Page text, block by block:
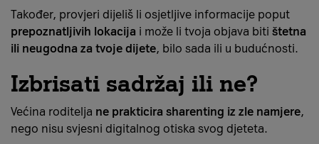
Također, provjeri dijeliš li osjetljive informacije poput
prepoznatljivih lokacija i može li tvoja objava biti štetna
ili neugodna za tvoje dijete, bilo sada ili u budućnosti.
Izbrisati sadržaj ili ne?
Većina roditelja ne prakticira sharenting iz zle namjere,
nego nisu svjesni digitalnog otiska svog djeteta.